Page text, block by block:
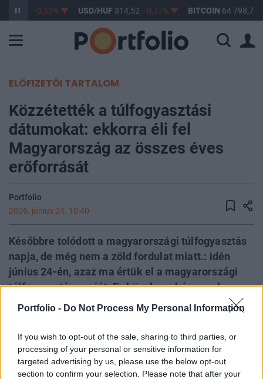
Portfolio - Do Not Process My Personal Information
If you wish to opt-out of the sale, sharing to third parties, or
processing of your personal or sensitive information for
targeted advertising by us, please use the below opt-out
section to confirm your selection. Please note that after your
363,48 -0,53% USD/HUF314,52 -0,77% BITCOIN 64 798,77
ELŐFIZETŐI TARTALOM
Közzétették a túlfogyasztási
dátumokat: ekkorra éli fel
Magyarország az összes éves
erőforrását
Portfolio
2026. június 24. 10:40
Későbbre tolódott a magyarországi túlfogyasztás
napja, de még nem a zöld fordulat miatt.: idén
június 24-én, azaz ma értük el a magyarországi
túlfogyasztás napját. Ez közel egy hónappal
későbbi időpont, mint az előző években, ami első
Magyarország szerint azonban fontos óvatosan
értelmezni a számokat: a javulás mögött nem
elsősorban zöld fordulat áll.